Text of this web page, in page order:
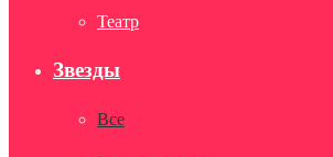
Театр
Звезды
Все